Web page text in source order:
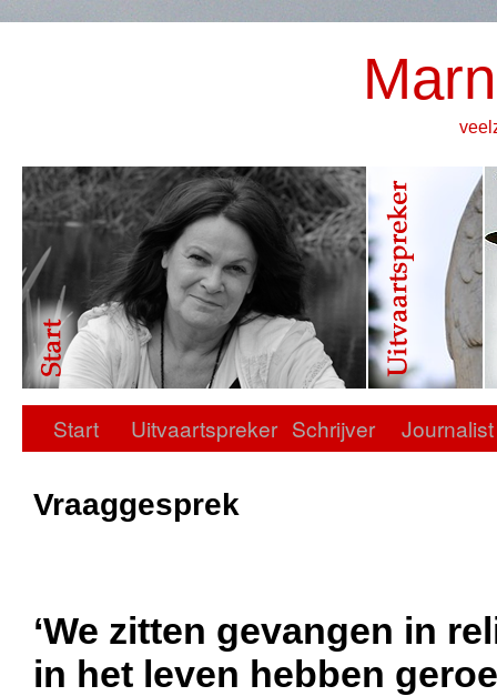
Start Uitvaartspreker Schrijver Journalist
Vraaggesprek
‘We zitten gevangen in
in het leven hebben